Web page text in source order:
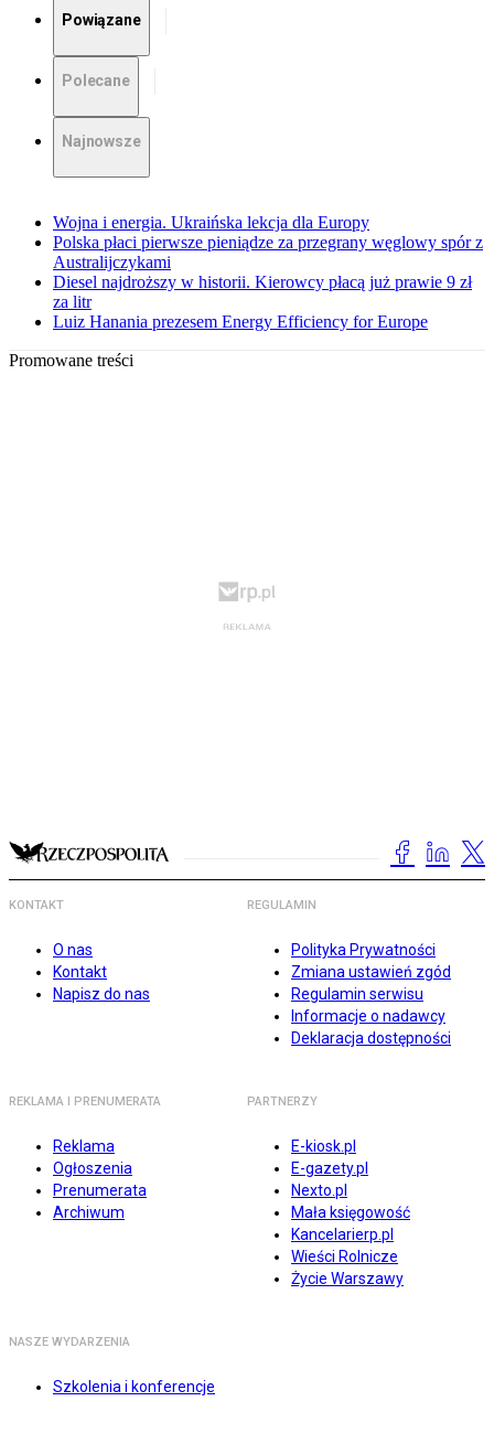
Powiązane
Polecane
Najnowsze
Wojna i energia. Ukraińska lekcja dla Europy
Polska płaci pierwsze pieniądze za przegrany węglowy spór z
Australijczykami
Diesel najdroższy w historii. Kierowcy płacą już prawie 9 zł
za litr
Luiz Hanania prezesem Energy Efficiency for Europe
Promowane treści
KONTAKT
O nas
Kontakt
Napisz do nas
REGULAMIN
Polityka Prywatności
Zmiana ustawień zgód
Regulamin serwisu
Informacje o nadawcy
Deklaracja dostępności
REKLAMA I PRENUMERATA
Reklama
Ogłoszenia
Prenumerata
Archiwum
PARTNERZY
E-kiosk.pl
E-gazety.pl
Nexto.pl
Mała księgowość
Kancelarierp.pl
Wieści Rolnicze
Życie Warszawy
NASZE WYDARZENIA
Szkolenia i konferencje